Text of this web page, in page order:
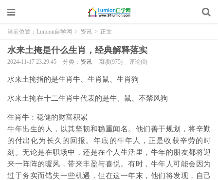
当前位置： Lumion自学网 > 资讯 > 正文
水来土掩是什么生肖，经典解释落实
2024-11-17 23:29:45 分类： 资讯 阅读(975) 评论(0)
水来土掩指的是生肖牛、生肖鼠、生肖狗
水来土掩在十二生肖中代表的是牛、鼠、不禁风狗
生肖牛：稳健的财富积累
牛年出生的人，以其坚韧和稳重闻名。他们善于规划，将辛勤
的付出化为长久的回报。年底的牛年人，正是收获辛劳的时
刻。无论是在职场中，还是在个人生活里，牛年的朋友都将迎
来一阵阵的暖风，带来丰盈与喜悦。有时，牛年人可能会因为
过于务实而错失一些机遇，但在这一年末，他们将发现，自己